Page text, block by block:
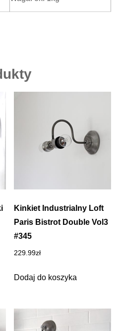
Kinkiet Industrialny Loft
Paris Bistrot Double Vol3
#345
229.99zł
Dodaj do koszyka